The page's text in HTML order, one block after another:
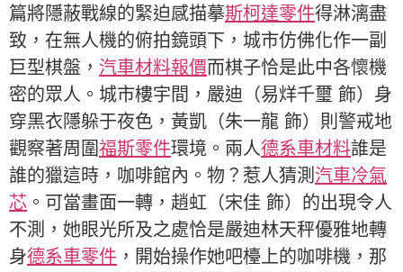
篇將隱蔽戰線的緊迫感描摹斯柯達零件得淋漓盡
致，在無人機的俯拍鏡頭下，城市仿佛化作一副
巨型棋盤， 汽車材料報價而棋子恰是此中各懷機
密的眾人。城市樓宇間，嚴迪（易烊千璽 飾）身
穿黑衣隱躲于夜色，黃凱（朱一龍 飾）則警戒地
觀察著周圍福斯零件環境。兩人德系車材料誰是
誰的獵這時，咖啡館內。物？惹人猜測 汽車冷氣
芯 。可當畫面一轉，趙虹（宋佳 飾）的出現令人
不測，她眼光所及之處恰是嚴迪林天秤優雅地轉
身德系車零件 ，開始操作她吧檯上的咖啡機，那